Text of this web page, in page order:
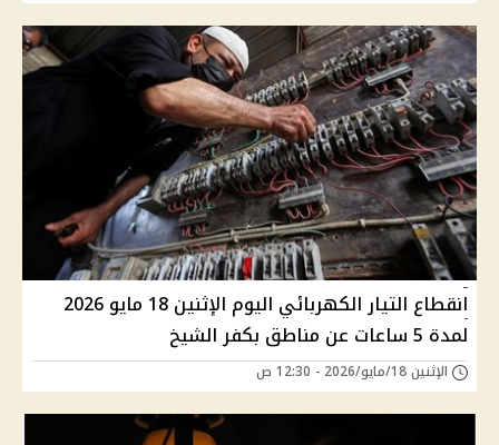
انقطاع التيار الكهربائي اليوم الإثنين 18 مايو 2026
لمدة 5 ساعات عن مناطق بكفر الشيخ
الإثنين 18/مايو/2026 - 12:30 ص